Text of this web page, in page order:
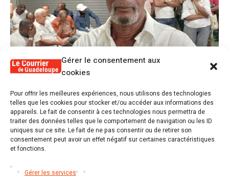
Gérer le consentement aux
cookies
Pour offrir les meilleures expériences, nous utilisons des technologies
telles que les cookies pour stocker et/ou accéder aux informations des
appareils. Le fait de consentir à ces technologies nous permettra de
traiter des données telles que le comportement de navigation ou les ID
uniques sur ce site. Le fait de ne pas consentir ou de retirer son
consentement peut avoir un effet négatif sur certaines caractéristiques
et fonctions.
Gérer les services
1 Alex Lollia : « Cédric Cornet développait
une forme de populisme qui aurait pu se
transformer en macoutisme »
2